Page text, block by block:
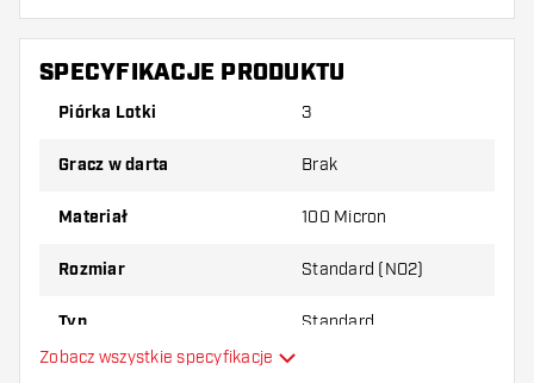
Upewnij się, że masz pod ręką dużo piórek i
shaftów. Mogą one zostać uszkodzone lub
Wypróbuj inny kształt, materiał lub grubość
najbardziej Ci odpowiada!
SPECYFIKACJE PRODUKTU
Piórka Lotki 3
Gracz w darta Brak
Materiał 100 Micron
Rozmiar Standard (NO2)
Typ Standard
Zobacz wszystkie specyfikacje